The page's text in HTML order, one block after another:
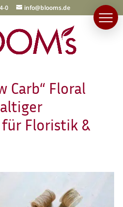
0 info@blooms.de
Carb“ Floral
Floristik &